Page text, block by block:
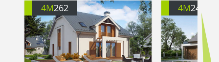
4M262 4M242G